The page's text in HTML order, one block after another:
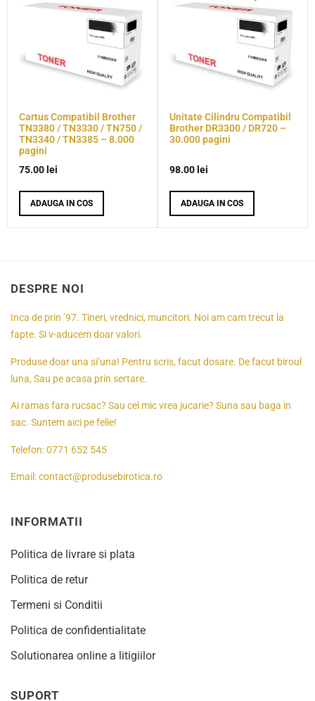
Cartus Compatibil Brother
TN3380 / TN3330 / TN750 /
TN3340 / TN3385 – 8.000
pagini
75.00 lei
ADAUGA IN COS
Unitate Cilindru Compatibil
Brother DR3300 / DR720 –
30.000 pagini
98.00 lei
ADAUGA IN COS
DESPRE NOI
Inca de prin ’97. Tineri, vrednici, muncitori. Noi am cam trecut la
fapte. Si v-aducem doar valori.
Produse doar una si’una! Pentru scris, facut dosare. De facut biroul
luna, Sau pe acasa prin sertare.
Ai ramas fara rucsac? Sau cel mic vrea jucarie? Suna sau baga in
sac. Suntem aici pe felie!
Telefon:0771 652 545
Email:contact@produsebirotica.ro
INFORMATII
Politica de livrare si plata
Politica de retur
Termeni si Conditii
Politica de confidentialitate
Solutionarea online a litigiilor
SUPORT